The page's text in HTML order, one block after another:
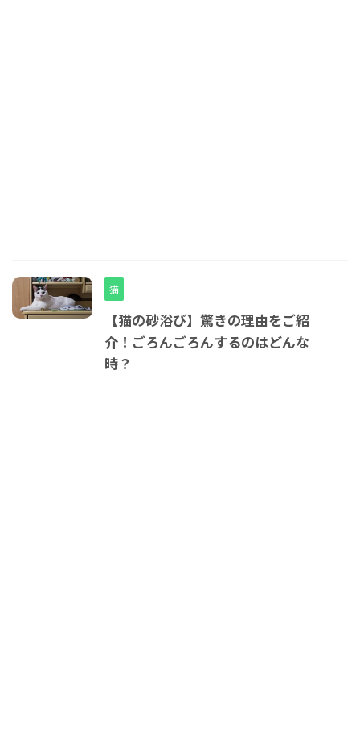
猫
【猫の砂浴び】驚きの理由をご紹
介！ごろんごろんするのはどんな
時？